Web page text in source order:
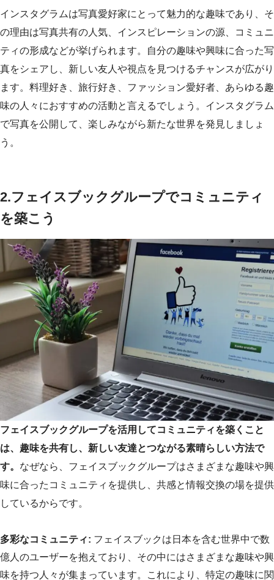
インスタグラムは写真愛好家にとって魅力的な趣味であり、そ
の理由は写真共有の人気、インスピレーションの源、コミュニ
ティの形成などが挙げられます。自分の趣味や興味に合った写
真をシェアし、新しい友人や視点を見つけるチャンスが広がり
ます。料理好き、旅行好き、ファッション愛好者、あらゆる趣
味の人々におすすめの活動と言えるでしょう。インスタグラム
で写真を公開して、楽しみながら新たな世界を発見しましょ
う。
2.フェイスブックグループでコミュニティ
を築こう
フェイスブックグループを活用してコミュニティを築くこと
は、趣味を共有し、新しい友達とつながる素晴らしい方法で
す。 なぜなら、フェイスブックグループはさまざまな趣味や興
味に合ったコミュニティを提供し、共感と情報交換の場を提供
しているからです。
多彩なコミュニティ: フェイスブックは日本を含む世界中で数
億人のユーザーを抱えており、その中にはさまざまな趣味や興
味を持つ人々が集まっています。これにより、特定の趣味に関